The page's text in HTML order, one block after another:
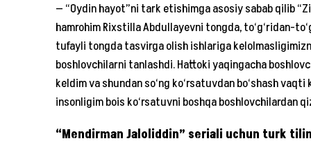
— “Oydin hayot”ni tark etishimga asosiy sabab qilib
hamrohim Rixstilla Abdullayevni tongda, to‘g‘ridan-
tufayli tongda tasvirga olish ishlariga
boshlovchilarni tanlashdi. Hattoki yaqingacha
keldim va shundan so‘ng ko‘rsatuvdan bo‘shash
insonligim bois ko‘rsatuvni boshqa boshlovchilardan
“Mendirman Jaloliddin” seriali uchun turk